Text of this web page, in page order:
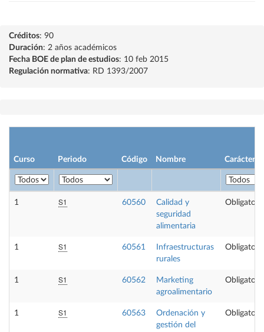
Créditos: 90
Duración: 2 años académicos
Fecha BOE de plan de estudios: 10 feb 2015
Regulación normativa: RD 1393/2007
Curso Periodo Código Nombre Carácter
1 S1 60560
Calidad y
seguridad
alimentaria
Obligatoria
1 S1 60561
Infraestructuras
rurales
Obligatoria
1 S1 60562
Marketing
agroalimentario
Obligatoria
1 S1 60563
Ordenación y
gestión del
Obligatoria